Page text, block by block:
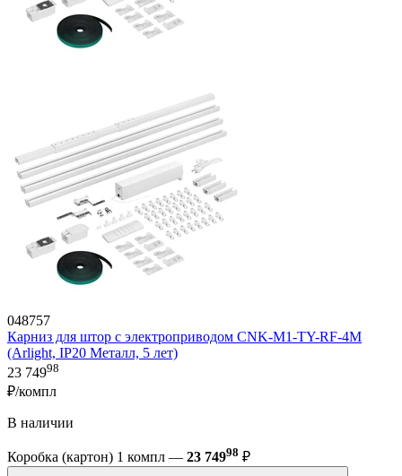
048757
Карниз для штор с электроприводом CNK-M1-TY-RF-4M
(Arlight, IP20 Металл, 5 лет)
23 74998
₽/компл
В наличии
Коробка (картон) 1 компл — 23 74998 ₽